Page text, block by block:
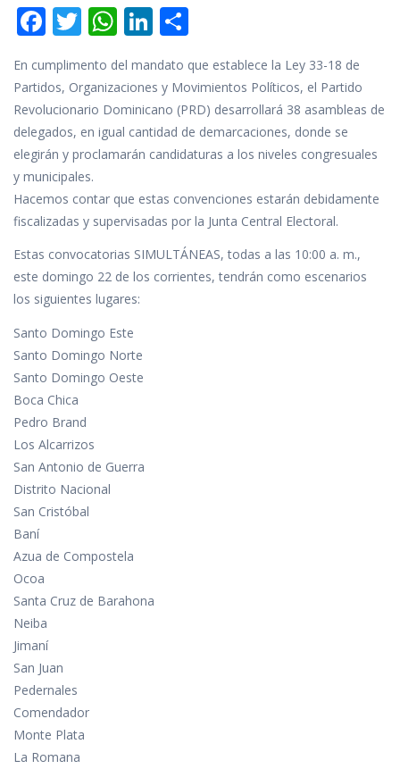
F
ac
e
b
o
o
k
T
itt
er
W
h
at
s
A
p
p
Li
n
k
e
dI
n
m
p
ar
ti
r
En cumplimento del mandato que establece la Ley 33-18 de
Partidos, Organizaciones y Movimientos Políticos, el Partido
Revolucionario Dominicano (PRD) desarrollará 38 asambleas de
delegados, en igual cantidad de demarcaciones, donde se
elegirán y proclamarán candidaturas a los niveles congresuales
y municipales.
Hacemos contar que estas convenciones estarán debidamente
fiscalizadas y supervisadas por la Junta Central Electoral.
Estas convocatorias SIMULTÁNEAS, todas a las 10:00 a. m.,
este domingo 22 de los corrientes, tendrán como escenarios
los siguientes lugares:
Santo Domingo Este
Santo Domingo Norte
Santo Domingo Oeste
Boca Chica
Pedro Brand
Los Alcarrizos
San Antonio de Guerra
Distrito Nacional
San Cristóbal
Baní
Azua de Compostela
Ocoa
Santa Cruz de Barahona
Neiba
Jimaní
San Juan
Pedernales
Comendador
Monte Plata
La Romana